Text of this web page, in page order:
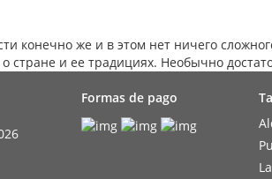
конечно же и в этом нет ничего
стране и ее традициях. Необычно
Formas de pago